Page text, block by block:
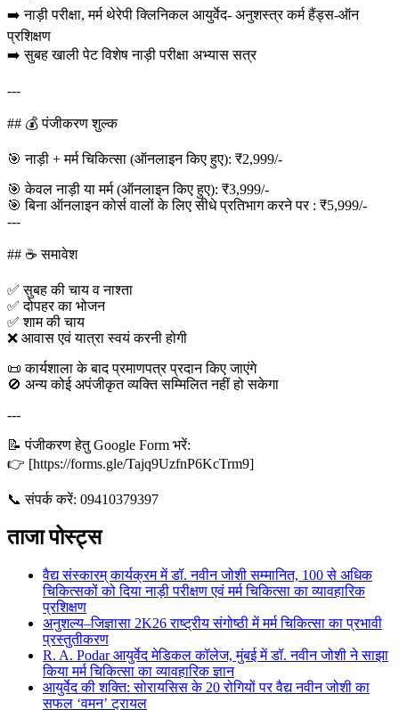
➡️ नाड़ी परीक्षा, मर्म थेरेपी क्लिनिकल आयुर्वेद- अनुशस्त्र कर्म हैंड्स-ऑन
प्रशिक्षण
➡️ सुबह खाली पेट विशेष नाड़ी परीक्षा अभ्यास सत्र
---
## 💰 पंजीकरण शुल्क
🎯 नाड़ी + मर्म चिकित्सा (ऑनलाइन किए हुए): ₹2,999/-
🎯 केवल नाड़ी या मर्म (ऑनलाइन किए हुए): ₹3,999/-
🎯 बिना ऑनलाइन कोर्स वालों के लिए सीधे प्रतिभाग करने पर : ₹5,999/-
---
## ☕ समावेश
✅ सुबह की चाय व नाश्ता
✅ दोपहर का भोजन
✅ शाम की चाय
❌ आवास एवं यात्रा स्वयं करनी होगी
📜 कार्यशाला के बाद प्रमाणपत्र प्रदान किए जाएंगे
🚫 अन्य कोई अपंजीकृत व्यक्ति सम्मिलित नहीं हो सकेगा
---
📝 पंजीकरण हेतु Google Form भरें:
👉 [https://forms.gle/Tajq9UzfnP6KcTrm9]
📞 संपर्क करें: 09410379397
ताजा पोस्ट्स
वैद्य संस्कारम् कार्यक्रम में डॉ. नवीन जोशी सम्मानित, 100 से अधिक
चिकित्सकों को दिया नाड़ी परीक्षण एवं मर्म चिकित्सा का व्यावहारिक
प्रशिक्षण
अनुशल्य–जिज्ञासा 2K26 राष्ट्रीय संगोष्ठी में मर्म चिकित्सा का प्रभावी
प्रस्तुतीकरण
R. A. Podar आयुर्वेद मेडिकल कॉलेज, मुंबई में डॉ. नवीन जोशी ने साझा
किया मर्म चिकित्सा का व्यावहारिक ज्ञान
आयुर्वेद की शक्ति: सोरायसिस के 20 रोगियों पर वैद्य नवीन जोशी का
सफल ‘वमन’ ट्रायल